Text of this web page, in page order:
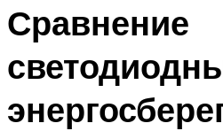
Сравнение